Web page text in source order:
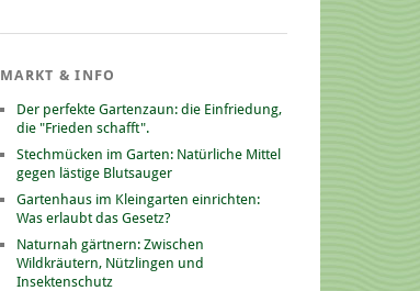
MARKT & INFO
Der perfekte Gartenzaun: die Einfriedung,
die "Frieden schafft".
Stechmücken im Garten: Natürliche Mittel
gegen lästige Blutsauger
Gartenhaus im Kleingarten einrichten:
Was erlaubt das Gesetz?
Naturnah gärtnern: Zwischen
Wildkräutern, Nützlingen und
Insektenschutz